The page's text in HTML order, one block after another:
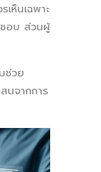
ห็นเฉพาะ
อบ ส่วนผู้
ช่วย
นจากการ